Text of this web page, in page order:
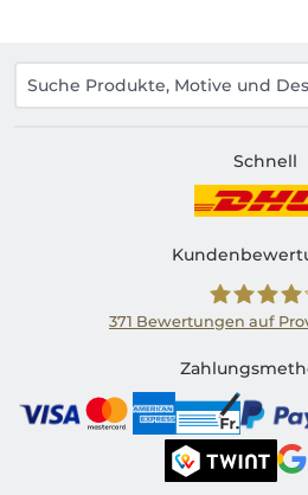
Schnell
371 Bewertungen auf